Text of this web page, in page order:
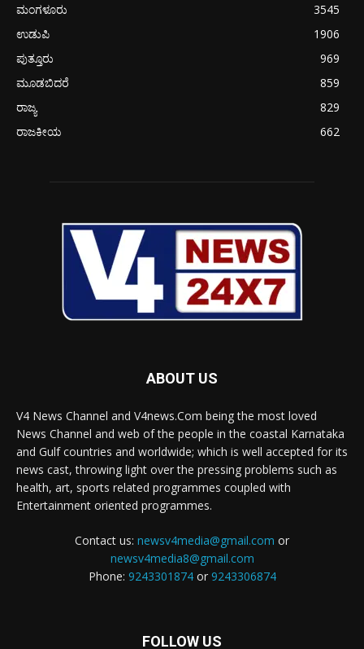
ಮಂಗಳೂರು
3545
ಉಡುಪಿ
1906
ಪುತ್ತೂರು
969
ಮೂಡಬಿದರೆ
859
ರಾಜ್ಯ
829
ರಾಜಕೀಯ
662
ABOUT US
V4 News Channel and V4news.Com being the most loved
News Channel and web of the people in the coastal Karnataka
and Gulf countries and worldwide; which is well accepted for its
news cast, throwing light over the pressing problems such as
health, art, sports related programmes coupled with
Entertainment oriented programmes.
Contact us: newsv4media@gmail.com or
newsv4media8@gmail.com
Phone: 9243301874or 9243306874
FOLLOW US